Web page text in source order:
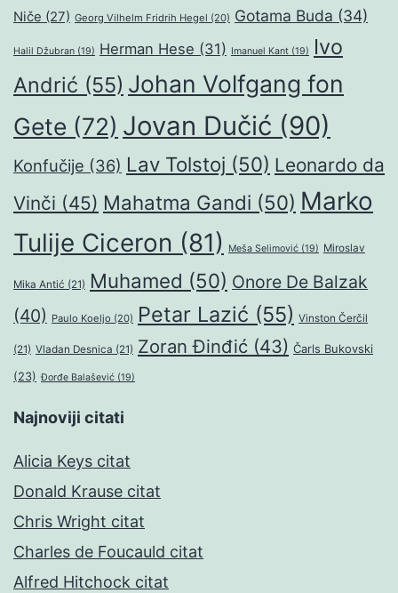
Niče (27) Georg Vilhelm Fridrih Hegel (20) Gotama Buda (34)
Halil Džubran (19) Herman Hese (31) Imanuel Kant (19)
Ivo
Andrić (55) Johan Volfgang fon
Gete (72) Jovan Dučić (90)
Konfučije (36) Lav Tolstoj (50) Leonardo da
Vinči (45) Mahatma Gandi (50) Marko
Tulije Ciceron (81) Meša Selimović (19) Miroslav
Mika Antić (21) Muhamed (50) Onore De Balzak
(40) Paulo Koeljo (20) Petar Lazić (55) Vinston Čerčil
(21) Vladan Desnica (21) Zoran Đinđić (43) Čarls Bukovski
(23) Đorđe Balašević (19)
Najnoviji citati
Alicia Keys citat
Donald Krause citat
Chris Wright citat
Charles de Foucauld citat
Alfred Hitchock citat